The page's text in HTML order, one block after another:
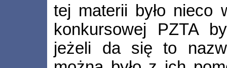
tej materii było nieco
konkursowej PZTA
jeżeli da się to